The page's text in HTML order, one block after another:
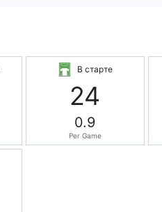
В старте
24
0.9
Per Game